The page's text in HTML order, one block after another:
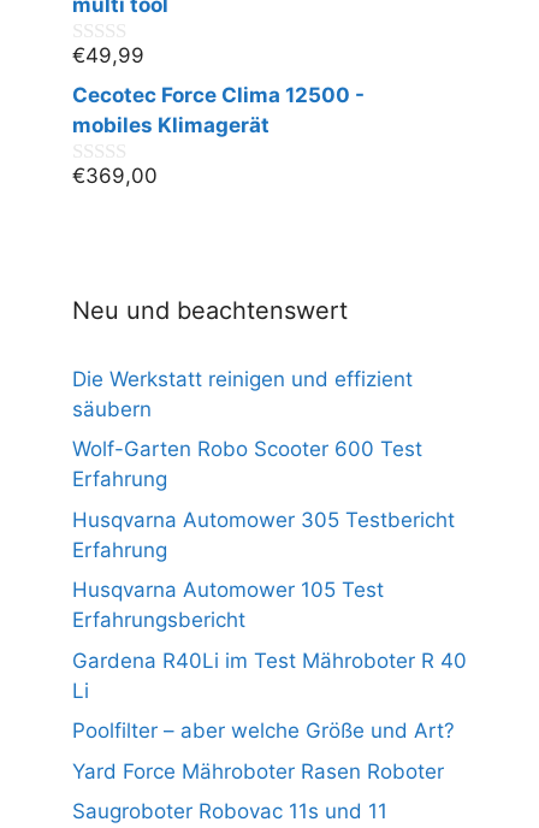
0
v
o
n
€49,99
Cecotec Force Clima 12500 -
mobiles Klimagerät
0
€369,00
Neu und beachtenswert
Die Werkstatt reinigen und effizient
säubern
Wolf-Garten Robo Scooter 600 Test
Erfahrung
Husqvarna Automower 305 Testbericht
Erfahrung
Husqvarna Automower 105 Test
Erfahrungsbericht
Gardena R40Li im Test Mähroboter R 40
Li
Poolfilter – aber welche Größe und Art?
Yard Force Mähroboter Rasen Roboter
Saugroboter Robovac 11s und 11